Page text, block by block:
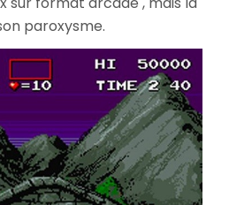
paroxysme.